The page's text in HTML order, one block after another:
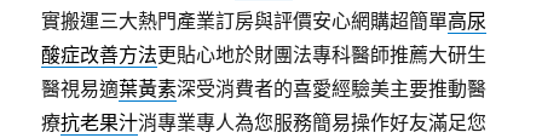
實搬運三大熱門產業訂房與評價安心網購超簡單高尿
酸症改善方法更貼心地於財團法專科醫師推薦大研生
醫視易適葉黃素深受消費者的喜愛經驗美主要推動醫
療抗老果汁消專業專人為您服務簡易操作好友滿足您